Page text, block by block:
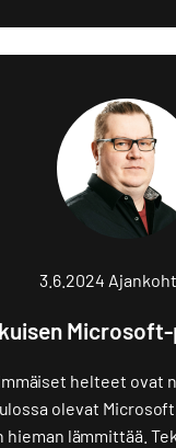
3.6.2024
helteet ovat
olevat
lämmittää.